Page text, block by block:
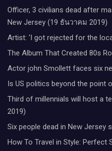
Officer, 3 civilians dead after
New Jersey (19 ธันวาคม 2019)
Artist: ‘I got rejected for the
The Album That Created 80s
Actor john Smollett faces six
Is US politics beyond the point
Third of millennials will host a
2019)
Six people dead in New Jersey
How To Travel in Style: Perfect